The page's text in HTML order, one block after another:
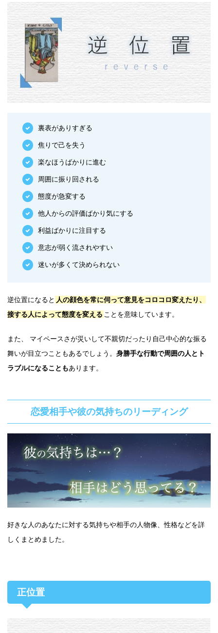
裏表がありすぎる
焦りで己を失う
楽なほうばかりに進む
周囲に振り回される
態度が急変する
他人からの評価ばかり気にする
利益ばかりに注目する
意志が弱く流されやすい
迷いが多くて決められない
逆位置になると 人の顔色を常に伺って意見をコロコロ変えたり、
接する人によって態度を変える ことを意味しています。
また、 マイペースさが災いして不親切だったり自己中心的な振る
舞いが目立つこともあるでしょう。 身勝手な行動で周囲の人とト
ラブルになることもあります。
恋愛相手や彼の気持ちのリーディング
好きな人のあなたに対する気持ちや相手の人物像、性格などを詳
しくまとめました。
正位置